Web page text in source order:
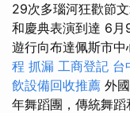
29次多瑙河狂歡節
和慶典表演到達 6月
遊行向布達佩斯市中
程 抓漏 工商登記 台
飲設備回收推薦 外
年舞蹈團，傳統舞